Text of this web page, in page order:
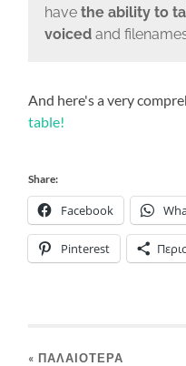
have the ability to
voicedand
And here's a very
table!
Share:
Facebook
Pinterest
« ΠΑΛΑΙΌΤΕΡΑ